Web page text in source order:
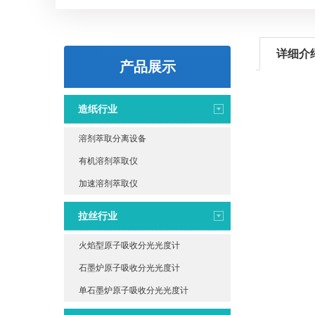
产品展示
造纸行业
溶剂萃取分离设备
有机溶剂萃取仪
加速溶剂萃取仪
拉丝行业
火焰型原子吸收分光光度计
石墨炉原子吸收分光光度计
单石墨炉原子吸收分光光度计
详细介